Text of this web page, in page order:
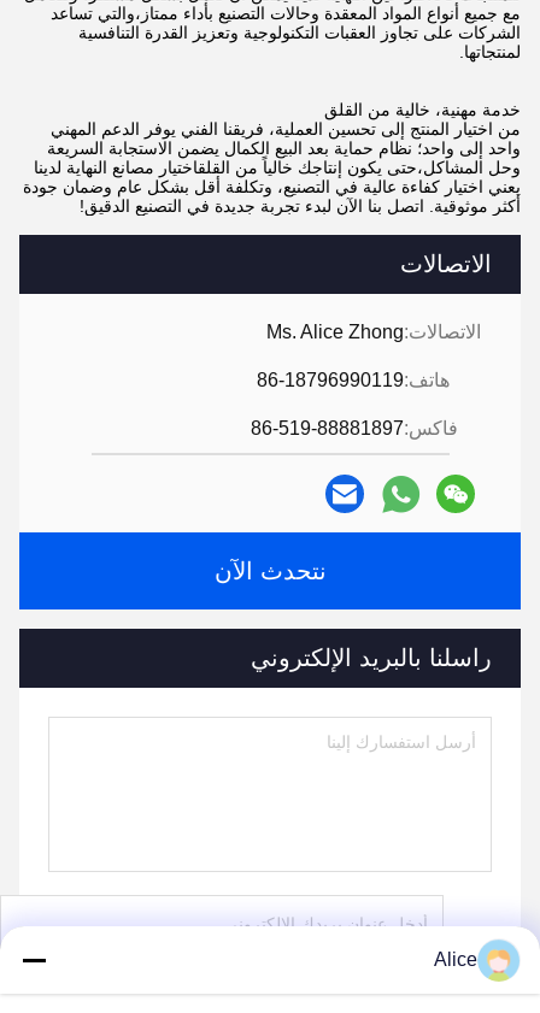
الاتصالات
الاتصالات:Ms. Alice Zhong
هاتف:86-18796990119
فاكس:86-519-88881897
نتحدث الآن
راسلنا بالبريد الإلكتروني
مع جميع أنواع المواد المعقدة وحالات التصنيع بأداء ممتاز،والتي تساعد
الشركات على تجاوز العقبات التكنولوجية وتعزيز القدرة التنافسية
لمنتجاتها.
خدمة مهنية، خالية من القلق
من اختيار المنتج إلى تحسين العملية، فريقنا الفني يوفر الدعم المهني
واحد إلى واحد؛ نظام حماية بعد البيع الكمال يضمن الاستجابة السريعة
وحل المشاكل،حتى يكون إنتاجك خالياً من القلقاختيار مصانع النهاية لدينا
يعني اختيار كفاءة عالية في التصنيع، وتكلفة أقل بشكل عام وضمان جودة
أكثر موثوقية. اتصل بنا الآن لبدء تجربة جديدة في التصنيع الدقيق!
Alice